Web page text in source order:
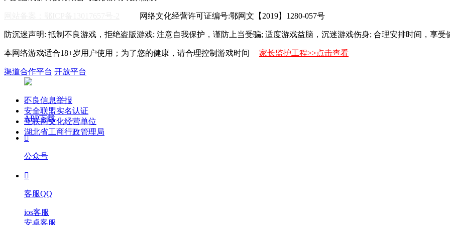
网络文化经营许可证编号:鄂网文【2019】1280-057号
防沉迷声明: 抵制不良游戏，拒绝盗版游戏; 注意自我保护，谨防上当受骗; 适度游戏益脑，沉迷游戏伤身; 合理安排时间，享受
本网络游戏适合18+岁用户使用；为了您的健康，请合理控制游戏时间 家长监护工程>>点击查看
渠道合作平台 开放平台
不良信息举报
安全联盟实名认证
互联网文化经营单位
湖北省工商行政管理局

APP下载

公众号

客服QQ
ios客服
安卓客服